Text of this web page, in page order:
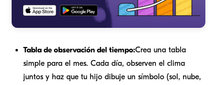
Tabla de observación del tiempo:Crea una tabla
simple para el mes. Cada día, observen el clima
juntos y haz que tu hijo dibuje un símbolo (sol, nube,